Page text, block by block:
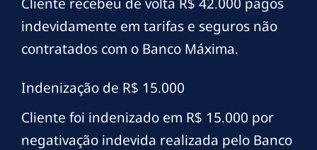
indevidamente em tarifas e seguros não
contratados com o Banco Máxima.
Indenização de R$ 15.000
Cliente foi indenizado em R$ 15.000 por
negativação indevida realizada pelo Banco